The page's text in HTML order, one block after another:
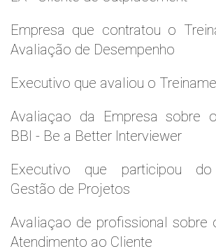
Empresa que contratou o
Avaliação de Desempenho
Executivo que avaliou o
Avaliaçao da Empresa sobre
BBI - Be a Better Interviewer
Executivo que participou do
Gestão de Projetos
Avaliaçao de profissional sobre
Atendimento ao Cliente